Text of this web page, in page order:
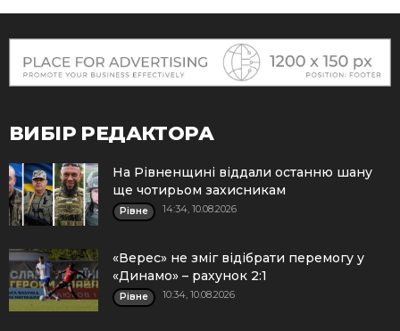
ВИБІР РЕДАКТОРА
На Рівненщині віддали останню шану
ще чотирьом захисникам
Рівне 14:34, 10.08.2026
«Верес» не зміг відібрати перемогу у
«Динамо» – рахунок 2:1
Рівне 10:34, 10.08.2026